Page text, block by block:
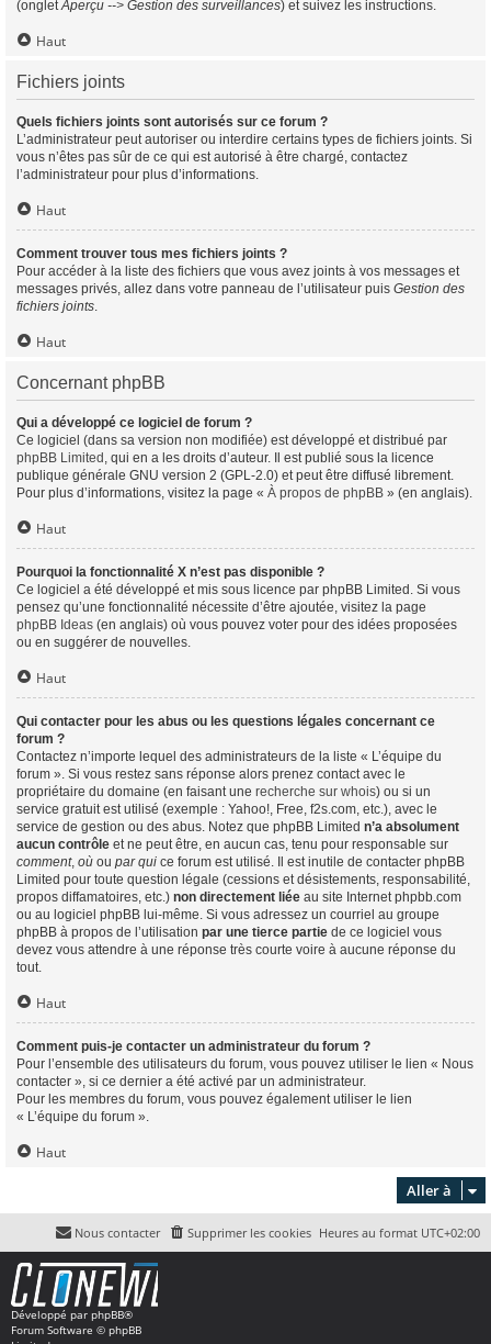
(ongletAperçu --> Gestion des surveillances) et suivez les instructions.
Haut
Fichiers joints
Quels fichiers joints sont autorisés sur ce forum ?
L’administrateur peut autoriser ou interdire certains types de fichiers joints. Si
vous n’êtes pas sûr de ce qui est autorisé à être chargé, contactez
l’administrateur pour plus d’informations.
Haut
Comment trouver tous mes fichiers joints ?
Pour accéder à la liste des fichiers que vous avez joints à vos messages et
messages privés, allez dans votre panneau de l’utilisateur puis Gestion des
fichiers joints.
Haut
Concernant phpBB
Qui a développé ce logiciel de forum ?
Ce logiciel (dans sa version non modifiée) est développé et distribué par
phpBB Limited , qui en a les droits d’auteur. Il est publié sous la licence
publique générale GNU version 2 (GPL-2.0) et peut être diffusé librement.
Pour plus d’informations, visitez la page « À propos de phpBB » (en anglais).
Haut
Pourquoi la fonctionnalité X n’est pas disponible ?
Ce logiciel a été développé et mis sous licence par phpBB Limited. Si vous
pensez qu’une fonctionnalité nécessite d’être ajoutée, visitez la page
phpBB Ideas (en anglais) où vous pouvez voter pour des idées proposées
ou en suggérer de nouvelles.
Haut
Qui contacter pour les abus ou les questions légales concernant ce
forum ?
Contactez n’importe lequel des administrateurs de la liste « L’équipe du
forum ». Si vous restez sans réponse alors prenez contact avec le
propriétaire du domaine (en faisant une recherche sur whois) ou si un
service gratuit est utilisé (exemple : Yahoo!, Free, f2s.com, etc.), avec le
service de gestion ou des abus. Notez que phpBB Limited n’a absolument
aucun contrôle et ne peut être, en aucun cas, tenu pour responsable sur
comment, où ou par qui ce forum est utilisé. Il est inutile de contacter phpBB
Limited pour toute question légale (cessions et désistements, responsabilité,
propos diffamatoires, etc.) non directement liée au site Internet phpbb.com
ou au logiciel phpBB lui-même. Si vous adressez un courriel au groupe
phpBB à propos de l’utilisation par une tierce partie de ce logiciel vous
devez vous attendre à une réponse très courte voire à aucune réponse du
tout.
Haut
Comment puis-je contacter un administrateur du forum ?
Pour l’ensemble des utilisateurs du forum, vous pouvez utiliser le lien « Nous
contacter », si ce dernier a été activé par un administrateur.
Pour les membres du forum, vous pouvez également utiliser le lien
« L’équipe du forum ».
Haut
Aller à
Heures au format UTC+02:00
Supprimer les cookies
Nous contacter
Développé par phpBB®
Forum Software © phpBB